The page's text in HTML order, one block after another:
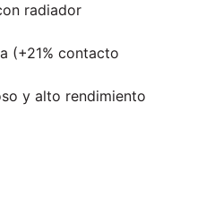
radiador
(+21% contacto
y alto rendimiento